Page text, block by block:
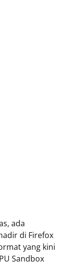
ada
di Firefox
yang kini
Sandbox